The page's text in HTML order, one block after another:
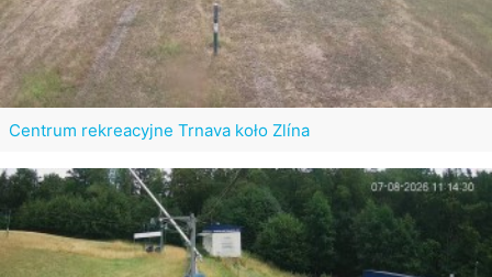
Centrum rekreacyjne Trnava koło Zlína